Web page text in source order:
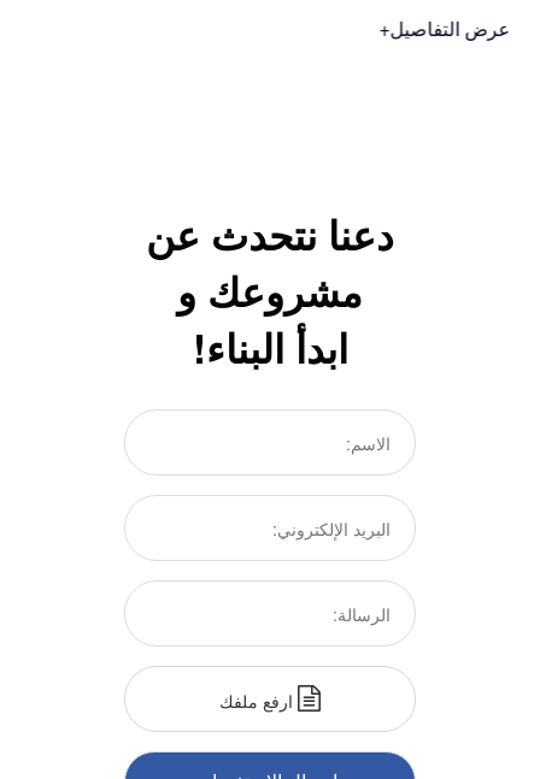
عرض التفاصيل+
دعنا نتحدث عن
مشروعك و
ابدأ البناء!
ارفع ملفك